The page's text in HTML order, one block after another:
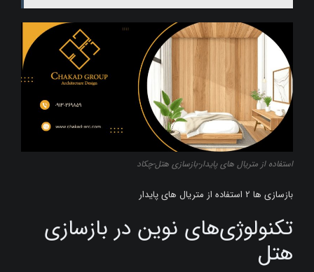
استفاده از متریال های پایدار-بازسازی هتل-چکاد
بازسازی ها 2 استفاده از متریال های پایدار
تکنولوژی‌های نوین در بازسازی
هتل